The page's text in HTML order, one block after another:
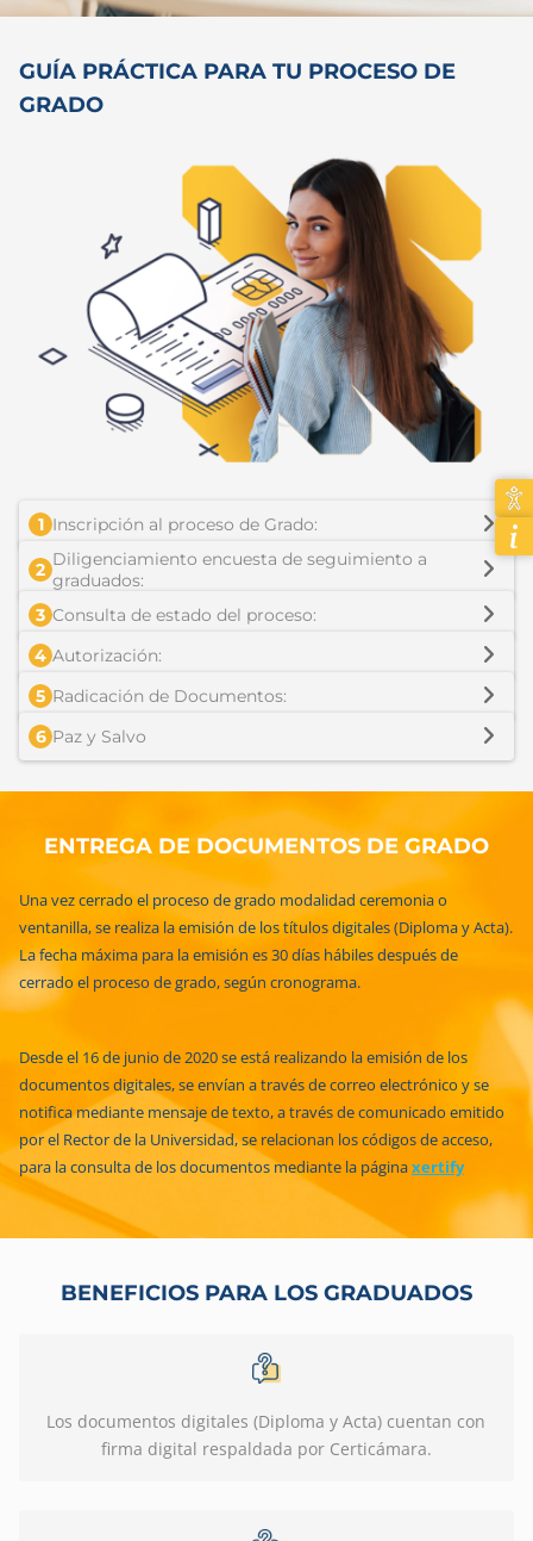
GUÍA PRÁCTICA PARA TU PROCESO DE
GRADO
1 Inscripción al proceso de Grado:
2 Diligenciamiento encuesta de seguimiento a
graduados:
3 Consulta de estado del proceso:
4 Autorización:
5 Radicación de Documentos:
6 Paz y Salvo
ENTREGA DE DOCUMENTOS DE GRADO
Una vez cerrado el proceso de grado modalidad ceremonia o
ventanilla, se realiza la emisión de los títulos digitales (Diploma y Acta).
La fecha máxima para la emisión es 30 días hábiles después de
cerrado el proceso de grado, según cronograma.
Desde el 16 de junio de 2020 se está realizando la emisión de los
documentos digitales, se envían a través de correo electrónico y se
notifica mediante mensaje de texto, a través de comunicado emitido
por el Rector de la Universidad, se relacionan los códigos de acceso,
para la consulta de los documentos mediante la páginaxertify
BENEFICIOS PARA LOS GRADUADOS
Los documentos digitales (Diploma y Acta) cuentan con
firma digital respaldada por Certicámara.